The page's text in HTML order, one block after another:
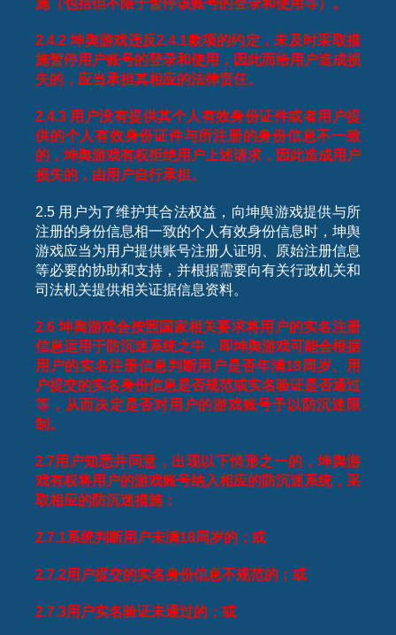
2.4.2坤舆游戏违反2.4.1款项的约定，未及时采取措
施暂停用户账号的登录和使用，因此而给用户造成损
失的，应当承担其相应的法律责任。
2.4.3 用户没有提供其个人有效身份证件或者用户提
供的个人有效身份证件与所注册的身份信息不一致
的，坤舆游戏有权拒绝用户上述请求，因此造成用户
损失的，由用户自行承担。
2.5 用户为了维护其合法权益，向坤舆游戏提供与所
注册的身份信息相一致的个人有效身份信息时，坤舆
游戏应当为用户提供账号注册人证明、原始注册信息
等必要的协助和支持，并根据需要向有关行政机关和
司法机关提供相关证据信息资料。
2.6坤舆游戏会按照国家相关要求将用户的实名注册
信息运用于防沉迷系统之中，即坤舆游戏可能会根据
用户的实名注册信息判断用户是否年满18周岁、用
户提交的实名身份信息是否规范或实名验证是否通过
等，从而决定是否对用户的游戏账号予以防沉迷限
制。
2.7用户知悉并同意，出现以下情形之一的，坤舆游
戏有权将用户的游戏账号纳入相应的防沉迷系统，采
取相应的防沉迷措施：
2.7.1系统判断用户未满18周岁的；或
2.7.2用户提交的实名身份信息不规范的；或
2.7.3用户实名验证未通过的；或